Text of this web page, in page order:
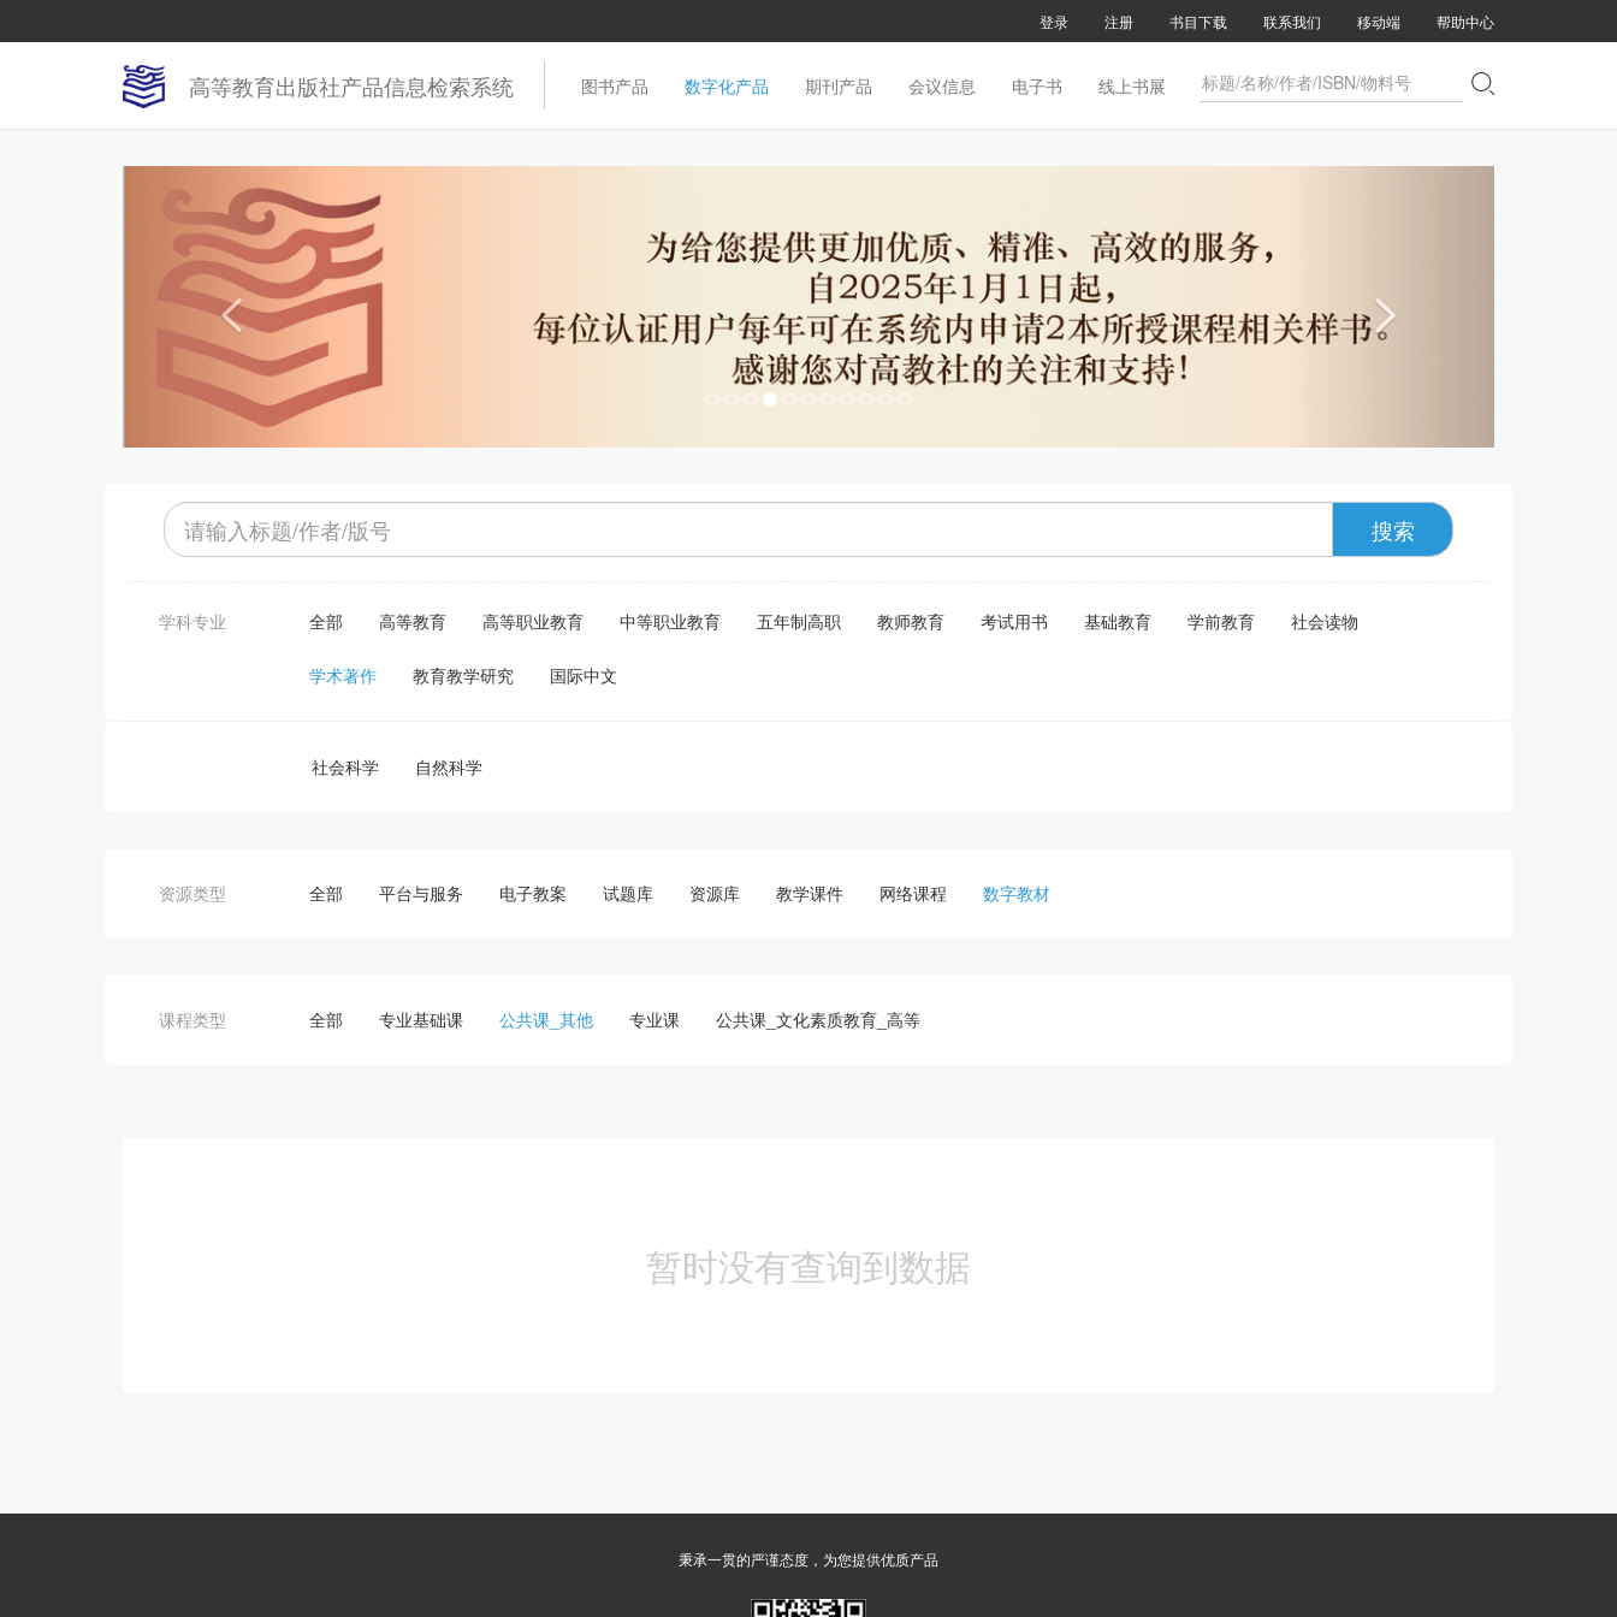
登录 注册 书目下载 联系我们 移动端 帮助中心
高等教育出版社产品信息检索系统 图书产品 数字化产品 期刊产品 会议信息 电子书 线上书展 
 
搜索
学科专业 全部 高等教育 高等职业教育 中等职业教育 五年制高职 教师教育 考试用书 基础教育 学前教育 社会读物
学术著作 教育教学研究 国际中文
社会科学 自然科学
资源类型 全部 平台与服务 电子教案 试题库 资源库 教学课件 网络课程 数字教材
课程类型 全部 专业基础课 公共课_其他 专业课 公共课_文化素质教育_高等
暂时没有查询到数据
秉承一贯的严谨态度，为您提供优质产品